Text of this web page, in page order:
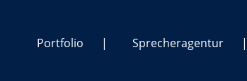
Portfolio Sprecheragentur